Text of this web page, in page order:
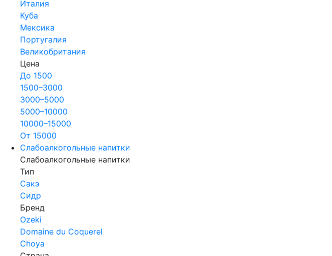
Италия
Куба
Мексика
Португалия
Великобритания
Цена
До 1500
1500–3000
3000–5000
5000–10000
10000–15000
От 15000
Слабоалкогольные напитки
Слабоалкогольные напитки
Тип
Сакэ
Сидр
Бренд
Ozeki
Domaine du Coquerel
Choya